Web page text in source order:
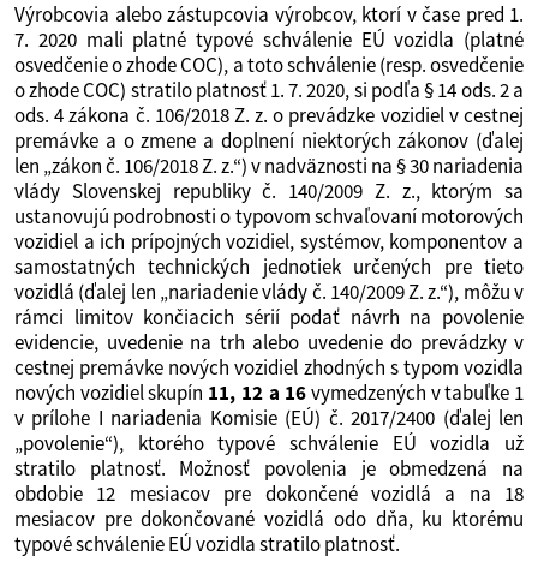
Výrobcovia alebo zástupcovia výrobcov, ktorí v čase pred 1.
7. 2020 mali platné typové schválenie EÚ vozidla (platné
osvedčenie o zhode COC), a toto schválenie (resp. osvedčenie
o zhode COC) stratilo platnosť 1. 7. 2020, si podľa § 14 ods. 2 a
ods. 4 zákona č. 106/2018 Z. z. o prevádzke vozidiel v cestnej
premávke a o zmene a doplnení niektorých zákonov (ďalej
len „zákon č. 106/2018 Z. z.“) v nadväznosti na § 30 nariadenia
vlády Slovenskej republiky č. 140/2009 Z. z., ktorým sa
ustanovujú podrobnosti o typovom schvaľovaní motorových
vozidiel a ich prípojných vozidiel, systémov, komponentov a
samostatných technických jednotiek určených pre tieto
vozidlá (ďalej len „nariadenie vlády č. 140/2009 Z. z.“), môžu v
rámci limitov končiacich sérií podať návrh na povolenie
evidencie, uvedenie na trh alebo uvedenie do prevádzky v
cestnej premávke nových vozidiel zhodných s typom vozidla
nových vozidiel skupín 11, 12 a 16vymedzených v tabuľke 1
v prílohe I nariadenia Komisie (EÚ) č. 2017/2400 (ďalej len
„povolenie“), ktorého typové schválenie EÚ vozidla už
stratilo platnosť. Možnosť povolenia je obmedzená na
obdobie 12 mesiacov pre dokončené vozidlá a na 18
mesiacov pre dokončované vozidlá odo dňa, ku ktorému
typové schválenie EÚ vozidla stratilo platnosť.